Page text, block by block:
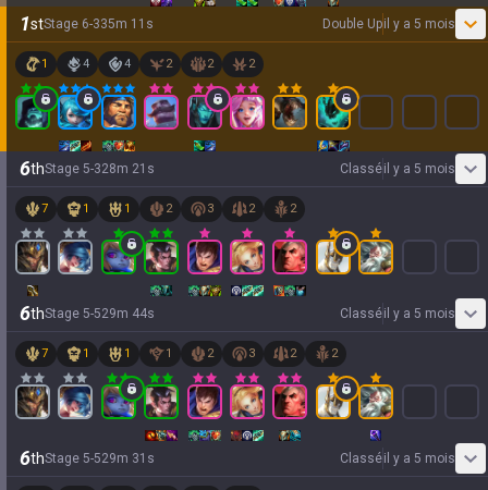
1stStage 6-335m 11 s Double Upil y a 5 mois
1 4 4 2 2 2
6thStage 5-328m 21 s Classéil y a 5 mois
7 1 1 2 3 2 2
6thStage 5-529m 44s Classéil y a 5 mois
7 1 1 1 2 3 2 2
6thStage 5-529m 31 s Classéil y a 5 mois